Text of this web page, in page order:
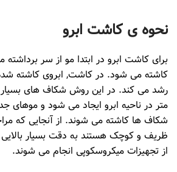
نحوه ی کاشت ابرو
برای کاشت ابرو در ابتدا مو از سر برداشته
کاشته می شود. در کاشت, ابروی کاشته
رشد می کند. در این روش شکاف های بسیار
متر در ناحیه ابرو ایجاد می شود و موهای
شکاف ها کاشته می شوند. از آنجایی که
ظریف و کوچک هستند به دقت بسیار بالایی
از تجهیزات میکروسکوپی انجام می شوند.